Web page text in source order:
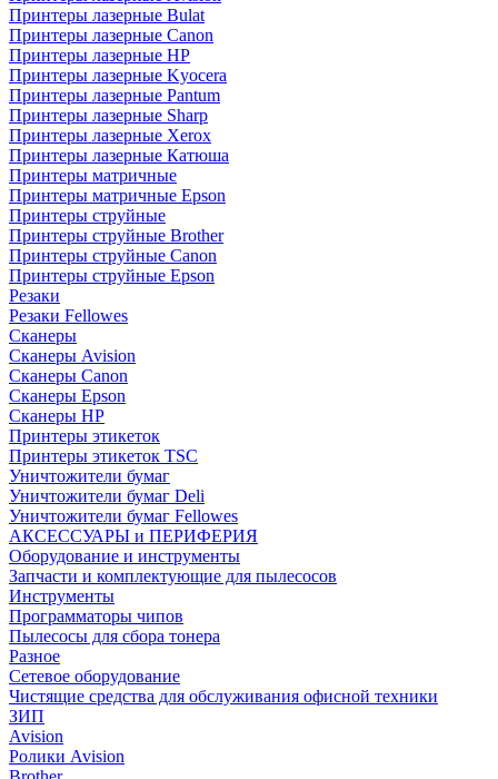
Принтеры лазерные Bulat
Принтеры лазерные Canon
Принтеры лазерные HP
Принтеры лазерные Kyocera
Принтеры лазерные Pantum
Принтеры лазерные Sharp
Принтеры лазерные Xerox
Принтеры лазерные Катюша
Принтеры матричные
Принтеры матричные Epson
Принтеры струйные
Принтеры струйные Brother
Принтеры струйные Canon
Принтеры струйные Epson
Резаки
Резаки Fellowes
Сканеры
Сканеры Avision
Сканеры Canon
Сканеры Epson
Сканеры HP
Принтеры этикеток
Принтеры этикеток TSC
Уничтожители бумаг
Уничтожители бумаг Deli
Уничтожители бумаг Fellowes
АКСЕССУАРЫ и ПЕРИФЕРИЯ
Оборудование и инструменты
Запчасти и комплектующие для пылесосов
Инструменты
Программаторы чипов
Пылесосы для сбора тонера
Разное
Сетевое оборудование
Чистящие средства для обслуживания офисной техники
ЗИП
Avision
Ролики Avision